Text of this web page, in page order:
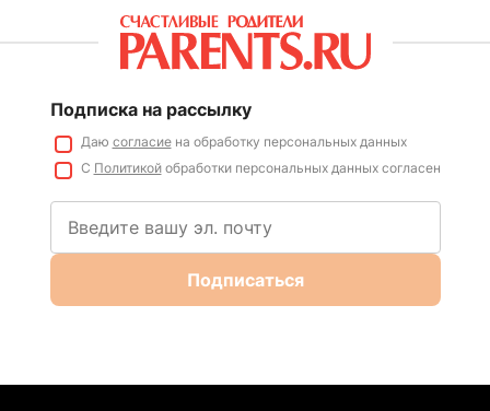
Подписка на рассылку
Даю согласиена обработку персональных данных
С Политикойобработки персональных данных согласен
Подписаться